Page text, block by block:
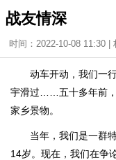
战友情深
时间：2022-10-08 11:30 |
动车开动，我们一
宇滑过……五十多年前，
家乡景物。
当年，我们是一群
14岁。现在，我们在争